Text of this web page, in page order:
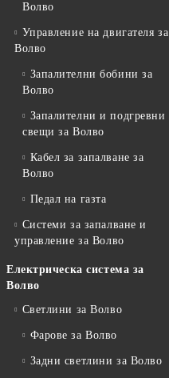
Волво
Управление на двигателя за
Волво
Запалителни бобини за
Волво
Запалителни и подгревни
свещи за Волво
Кабел за запалване за
Волво
Педал на газта
Системи за запалване и
управление за Волво
Електрическа система за
Волво
Светлини за Волво
Фарове за Волво
Задни светлини за Волво